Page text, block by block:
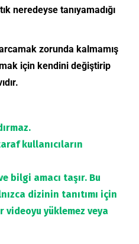
neredeyse tanıyamadığı
zorunda kalmamış
için kendini değiştirip
kullanıcıların
bilgi amacı taşır. Bu
dizinin tanıtımı için
yüklemez veya